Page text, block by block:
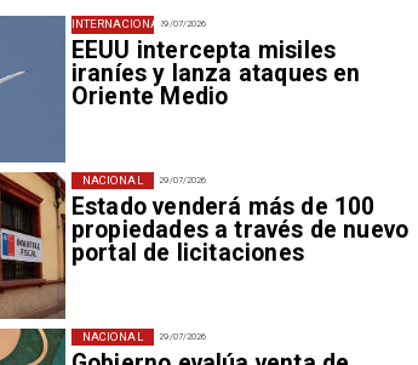
29/07/2026
EEUU intercepta misiles
iraníes y lanza ataques en
Oriente Medio
INTERNACIONAL
29/07/2026
Estado venderá más de 100
propiedades a través de nuevo
portal de licitaciones
NACIONAL
29/07/2026
NACIONAL